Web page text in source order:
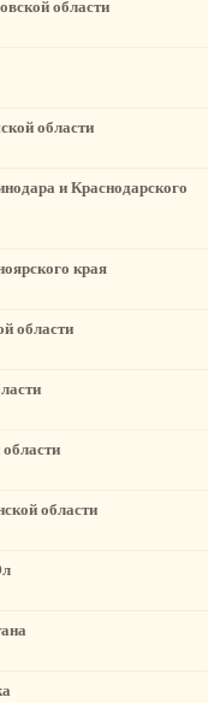
области
области
и Краснодарского
края
области
области